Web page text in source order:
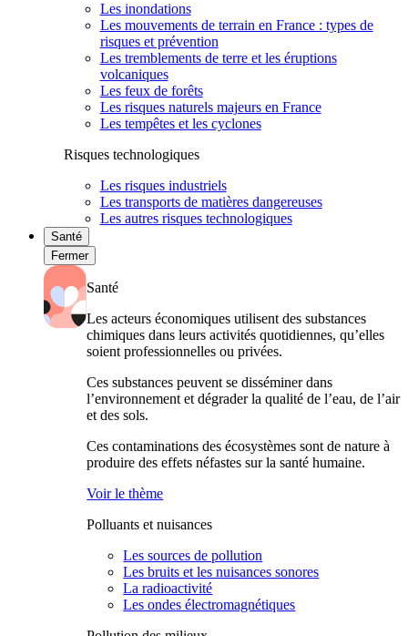
Les inondations
Les mouvements de terrain en France : types de
risques et prévention
Les tremblements de terre et les éruptions
volcaniques
Les feux de forêts
Les risques naturels majeurs en France
Les tempêtes et les cyclones
Risques technologiques
Les risques industriels
Les transports de matières dangereuses
Les autres risques technologiques
Santé
Fermer
Santé
Les acteurs économiques utilisent des substances
chimiques dans leurs activités quotidiennes, qu’elles
soient professionnelles ou privées.
Ces substances peuvent se disséminer dans
l’environnement et dégrader la qualité de l’eau, de l’air
et des sols.
Ces contaminations des écosystèmes sont de nature à
produire des effets néfastes sur la santé humaine.
Voir le thème
Polluants et nuisances
Les sources de pollution
Les bruits et les nuisances sonores
La radioactivité
Les ondes électromagnétiques